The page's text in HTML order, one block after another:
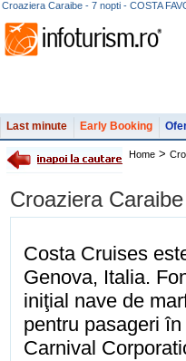
Croaziera Caraibe - 7 nopti - COSTA
Last minute Early Booking
Home >
Croaziera
Costa Cruises
Genova, Italia.
iniţial nave de
pentru pasageri
Carnival